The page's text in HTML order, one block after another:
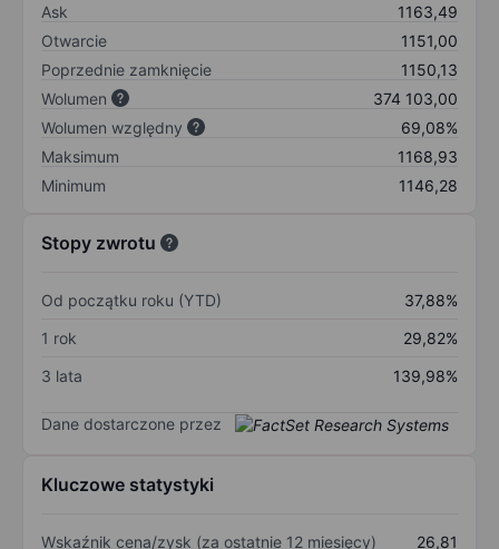
Ask
1163,49
Otwarcie
1151,00
Poprzednie zamknięcie
1150,13
Wolumen
374 103,00
Wolumen względny
69,08%
Maksimum
1168,93
Minimum
1146,28
Stopy zwrotu
Od początku roku (YTD)
37,88%
1 rok
29,82%
3 lata
139,98%
Dane dostarczone przez
Kluczowe statystyki
Wskaźnik cena/zysk (za ostatnie 12 miesięcy)
26,81